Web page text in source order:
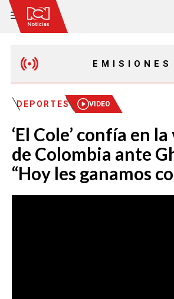
EMISIONES
EMISIÓN 12:30 PM
EMISIÓN 7:00 PM
DEPORTES VIDEO
‘El Cole’ confía en
de Colombia ante
“Hoy les ganamos